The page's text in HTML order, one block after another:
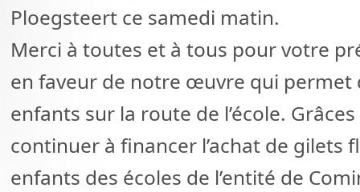
Ploegsteert ce samedi matin.
Merci à toutes et à tous pour votre
en faveur de notre œuvre qui permet
enfants sur la route de l’école.
continuer à financer l’achat de gilets
enfants des écoles de l’entité de